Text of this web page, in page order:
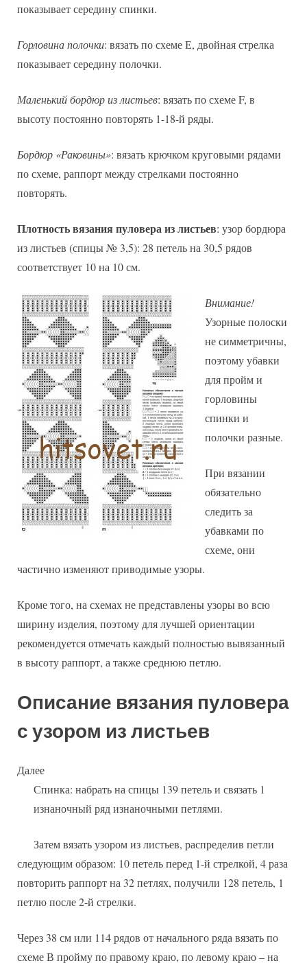
показывает середину спинки.
Горловина полочки: вязать по схеме Е, двойная стрелка
показывает середину полочки.
Маленький бордюр из листьев: вязать по схеме F, в
высоту постоянно повторять 1-18-й ряды.
Бордюр «Раковины»: вязать крючком круговыми рядами
по схеме, раппорт между стрелками постоянно
повторять.
Плотность вязания пуловера из листьев: узор бордюра
из листьев (спицы № 3,5): 28 петель на 30,5 рядов
соответствует 10 на 10 см.
Внимание!
Узорные полоски
не симметричны,
поэтому убавки
для пройм и
горловины
спинки и
полочки разные.
При вязании
обязательно
следить за
убавками по
схеме, они
частично изменяют приводимые узоры.
Кроме того, на схемах не представлены узоры во всю
ширину изделия, поэтому для лучшей ориентации
рекомендуется отмечать каждый полностью вывязанный
в высоту раппорт, а также среднюю петлю.
Описание вязания пуловера
с узором из листьев
Далее
Спинка: набрать на спицы 139 петель и связать 1
изнаночный ряд изнаночными петлями.
Затем вязать узором из листьев, распределив петли
следующим образом: 10 петель перед 1-й стрелкой, 4 раза
повторить раппорт на 32 петлях, получили 128 петель, 1
петлю после 2-й стрелки.
Через 38 см или 114 рядов от начального ряда вязать по
схеме В пройму по правому краю, по левому краю – на